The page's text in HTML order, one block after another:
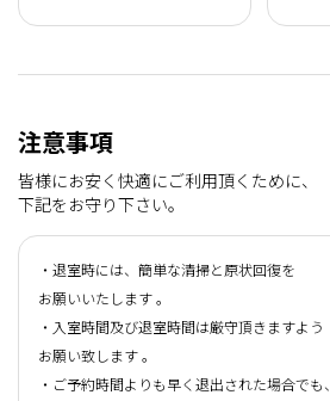
注意事項
皆様にお安く快適にご利用頂くために、
下記をお守り下さい。
・退室時には、簡単な清掃と原状回復を
お願いいたします 。
・入室時間及び退室時間は厳守頂きますよう
お願い致します 。
・ご予約時間よりも早く退出された場合でも、